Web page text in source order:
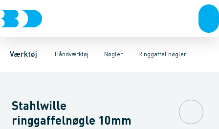
Værktøj Håndværktøj
Akku- & elværktøjHåndværktøjRørværktøjBits & toppe
Nøgler
TængerNøglerSkruetrækkere & unbrakonøglerMejsler mm.
Ringgaffel nøgler
Gaffelnøgler Ringgaffel nøglerLednøglerRingnøgler
Stahlwille
ringgaffelnøgle 10mm